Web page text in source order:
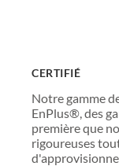
CERTIFIÉ
Notre gamme
EnPlus®, des
première que
rigoureuses